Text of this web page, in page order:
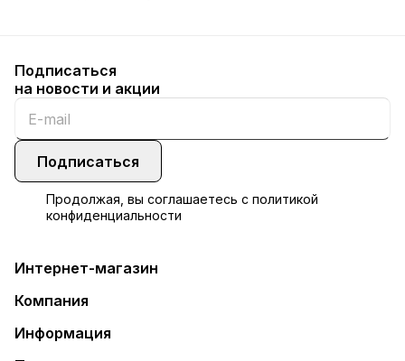
Подписаться
на новости и акции
Подписаться
Продолжая, вы соглашаетесь с политикой
конфиденциальности
Интернет-магазин
Компания
Информация